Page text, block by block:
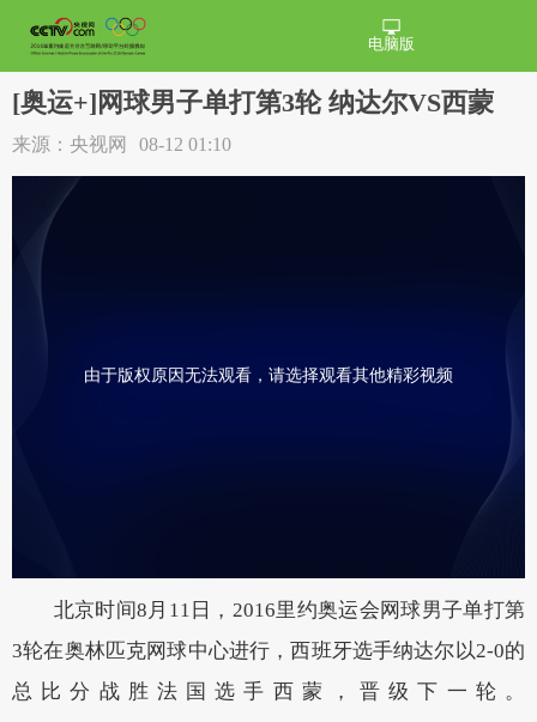
电脑版
[奥运+]网球男子单打第3轮 纳达尔VS西蒙
来源：央视网 08-12 01:10
由于版权原因无法观看，请选择观看其他精彩视频
北京时间8月11日，2016里约奥运会网球男子单打第
3轮在奥林匹克网球中心进行，西班牙选手纳达尔以2-0的
总比分战胜法国选手西蒙，晋级下一轮。